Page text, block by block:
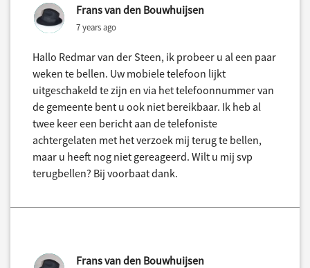
Frans van den Bouwhuijsen
7 years ago
Hallo Redmar van der Steen, ik probeer u al een paar
weken te bellen. Uw mobiele telefoon lijkt
uitgeschakeld te zijn en via het telefoonnummer van
de gemeente bent u ook niet bereikbaar. Ik heb al
twee keer een bericht aan de telefoniste
achtergelaten met het verzoek mij terug te bellen,
maar u heeft nog niet gereageerd. Wilt u mij svp
terugbellen? Bij voorbaat dank.
Frans van den Bouwhuijsen